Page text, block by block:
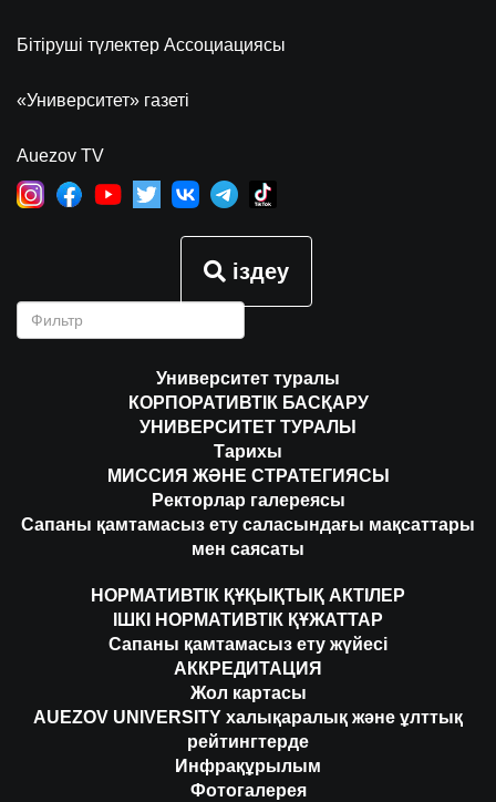
Бітіруші түлектер Ассоциациясы
«Университет» газеті
Auezov TV
іздеу
Университет туралы
КОРПОРАТИВТІК БАСҚАРУ
УНИВЕРСИТЕТ ТУРАЛЫ
Тарихы
МИССИЯ ЖӘНЕ СТРАТЕГИЯСЫ
Ректорлар галереясы
Сапаны қамтамасыз ету саласындағы мақсаттары
мен саясаты
НОРМАТИВТІК ҚҰҚЫҚТЫҚ АКТІЛЕР
ІШКІ НОРМАТИВТІК ҚҰЖАТТАР
Сапаны қамтамасыз ету жүйесі
АККРЕДИТАЦИЯ
Жол картасы
AUEZOV UNIVERSITY халықаралық және ұлттық
рейтингтерде
Инфрақұрылым
Фотогалерея